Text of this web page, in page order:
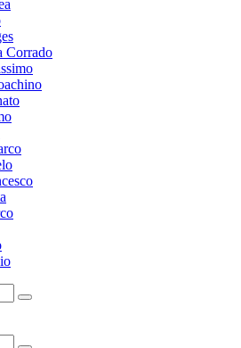
Corrado